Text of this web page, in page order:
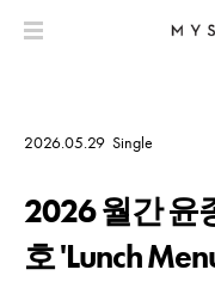
2026.05.29 Single
2026 월간 윤
호 'Lunch